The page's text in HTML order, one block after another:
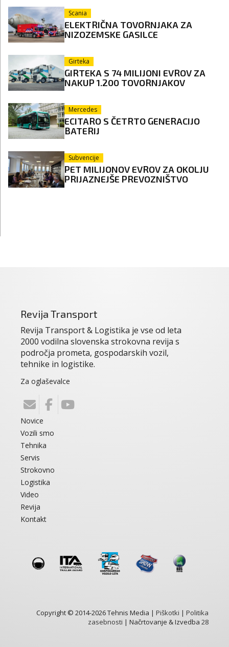
Scania
ELEKTRIČNA TOVORNJAKA ZA
NIZOZEMSKE GASILCE
Girteka
GIRTEKA S 74 MILIJONI EVROV ZA
NAKUP 1.200 TOVORNJAKOV
Mercedes
ECITARO S ČETRTO GENERACIJO
BATERIJ
Subvencije
PET MILIJONOV EVROV ZA OKOLJU
PRIJAZNEJŠE PREVOZNIŠTVO
Revija Transport
Revija Transport & Logistika je vse od leta
2000 vodilna slovenska strokovna revija s
področja prometa, gospodarskih vozil,
tehnike in logistike.
Za oglaševalce
Novice
Vozili smo
Tehnika
Servis
Strokovno
Logistika
Video
Revija
Kontakt
Copyright © 2014-2026 Tehnis Media | Piškotki | Politika
zasebnosti | Načrtovanje & Izvedba 28